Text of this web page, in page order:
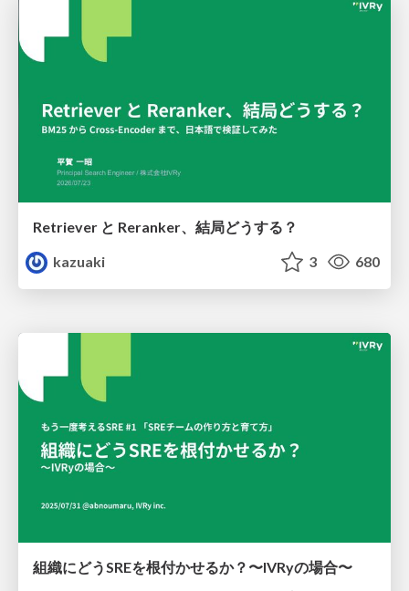
Retriever と Reranker、結局どうする？
kazuaki
3 680
組織にどうSREを根付かせるか？〜IVRyの場合〜